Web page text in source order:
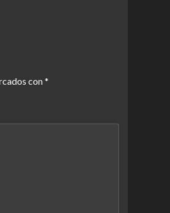
con*